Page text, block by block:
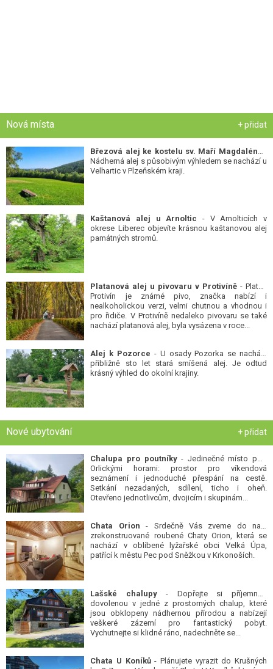
Nová místa + přidat
Březová alej ke kostelu sv. Maří Magdalény-
Nádherná alej s působivým výhledem se nachází u
Velhartic v Plzeňském kraji.
Kaštanová alej u Arnoltic - V Arnolticích v
okrese Liberec objevíte krásnou kaštanovou alej
památných stromů.
Platanová alej u pivovaru v Protivíně - Platan
Protivín je známé pivo, značka nabízí i
nealkoholickou verzi, velmi chutnou a vhodnou i
pro řidiče. V Protivíně nedaleko pivovaru se také
nachází platanová alej, byla vysázena v roce...
Alej k Pozorce - U osady Pozorka se nachází
přibližně sto let stará smíšená alej. Je odtud
krásný výhled do okolní krajiny.
Nové ubytování + přidat
Chalupa pro poutníky- Jedinečné místo pod
Orlickými horami: prostor pro víkendová
seznámení i jednoduché přespání na cestě.
Setkání nezadaných, sdílení, ticho i oheň.
Otevřeno jednotlivcům, dvojicím i skupinám...
Chata Orion - Srdečně Vás zveme do naší
zrekonstruované roubené Chaty Orion, která se
nachází v oblíbené lyžařské obci Velká Úpa,
patřící k městu Pec pod Sněžkou v Krkonoších.
Lašské chalupy- Dopřejte si příjemnou
dovolenou v jedné z prostorných chalup, které
jsou obklopeny nádhernou přírodou a nabízejí
veškeré zázemí pro fantastický pobyt.
Vychutnejte si klidné ráno, nadechněte se...
Chata U Koníků- Plánujete vyrazit do Krušných